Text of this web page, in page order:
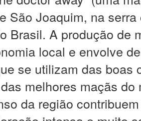
São Joaquim, na
Brasil. A produção de
local e envolve
se utilizam das
melhores maçãs
da região